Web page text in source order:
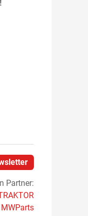
Partner:
MWParts